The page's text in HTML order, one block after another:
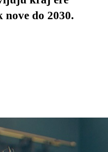
nove do 2030.